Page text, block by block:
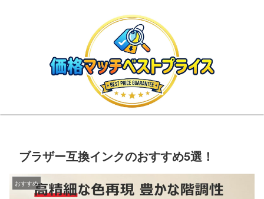
ブラザー互換インクのおすすめ5選！
おすすめ